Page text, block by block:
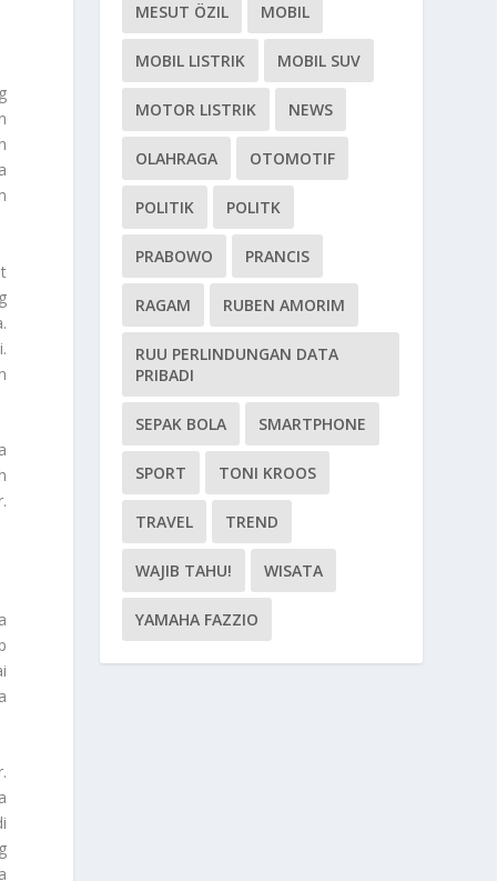
MESUT ÖZIL MOBIL
MOBIL LISTRIK MOBIL SUV
MOTOR LISTRIK NEWS
OLAHRAGA OTOMOTIF
POLITIK POLITK
PRABOWO PRANCIS
RAGAM RUBEN AMORIM
RUU PERLINDUNGAN DATA
PRIBADI
SEPAK BOLA SMARTPHONE
SPORT TONI KROOS
TRAVEL TREND
WAJIB TAHU! WISATA
YAMAHA FAZZIO